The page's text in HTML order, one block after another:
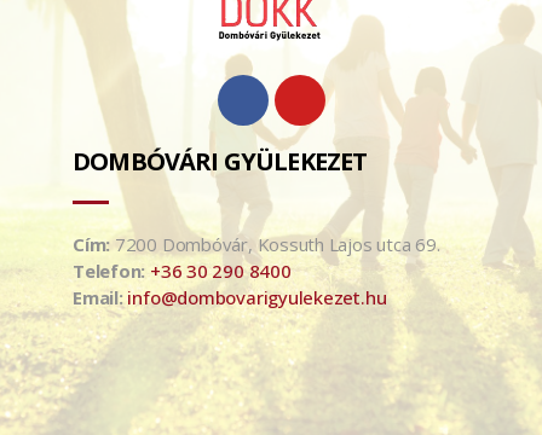
DOMBÓVÁRI GYÜLEKEZET
Cím: 7200 Dombóvár, Kossuth Lajos utca 69.
Telefon: +36 30 290 8400
Email:info@dombovarigyulekezet.hu